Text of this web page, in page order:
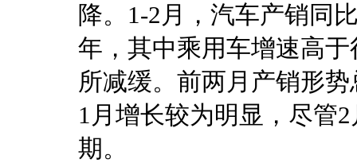
降。1-2月，汽车产销同
年，其中乘用车增速高
所减缓。前两月产销形
1月增长较为明显，尽管
期。